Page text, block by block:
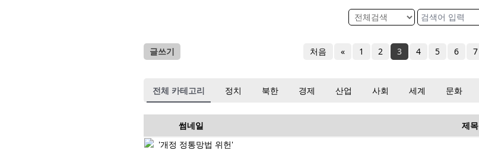
글쓰기 처음 « 1 2 3 4 5 6 7
전체 카테고리 정치 북한 경제 산업 사회 세계 문화
썸네일 제목